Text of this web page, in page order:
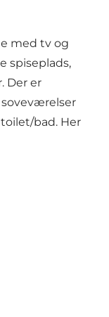
med tv og
spiseplads,
Der er
bad. Her